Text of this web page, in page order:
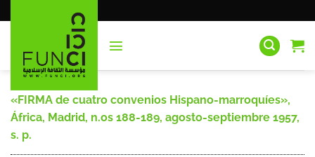
al
«FIRMA de cuatro convenios Hispano-marroquíes»,
África, Madrid, n.os 188-189, agosto-septiembre 1957,
s. p.